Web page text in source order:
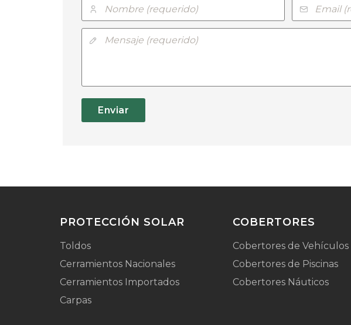
Enviar
PROTECCIÓN SOLAR
Toldos
Cerramientos Nacionales
Cerramientos Importados
Carpas
COBERTORES
Cobertores de Vehículos
Cobertores de Piscinas
Cobertores Náuticos